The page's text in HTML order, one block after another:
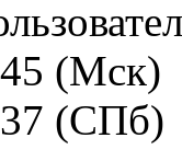
(Мск)
(СПб)